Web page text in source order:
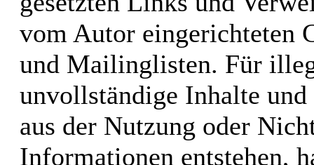
vom Autor eingerichteten
und Mailinglisten. Für
unvollständige Inhalte und
aus der Nutzung oder
Informationen entstehen,